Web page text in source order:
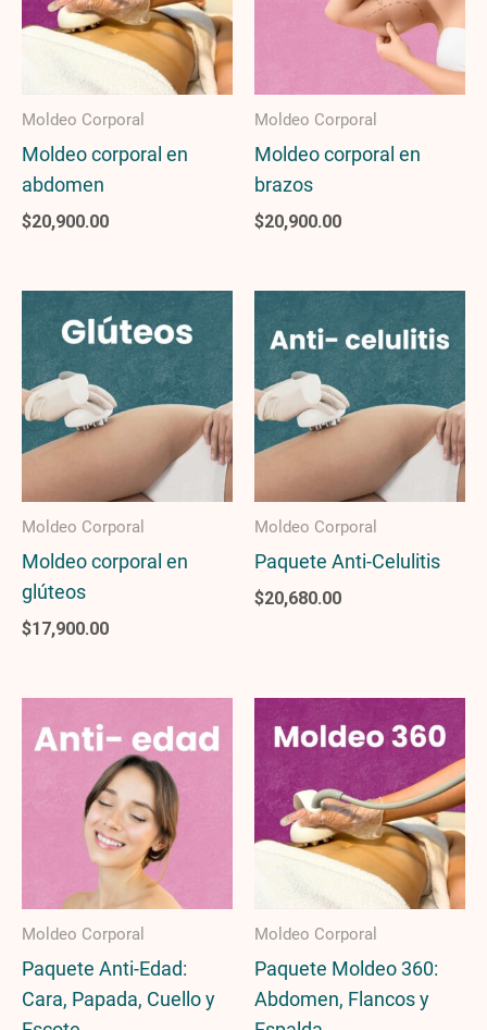
Moldeo Corporal
Moldeo corporal en
abdomen
$20,900.00
Moldeo Corporal
Moldeo corporal en
brazos
$20,900.00
Moldeo Corporal
Moldeo corporal en
glúteos
$17,900.00
Moldeo Corporal
Paquete Anti-Celulitis
$20,680.00
Moldeo Corporal
Paquete Anti-Edad:
Cara, Papada, Cuello y
Moldeo Corporal
Paquete Moldeo 360:
Abdomen, Flancos y